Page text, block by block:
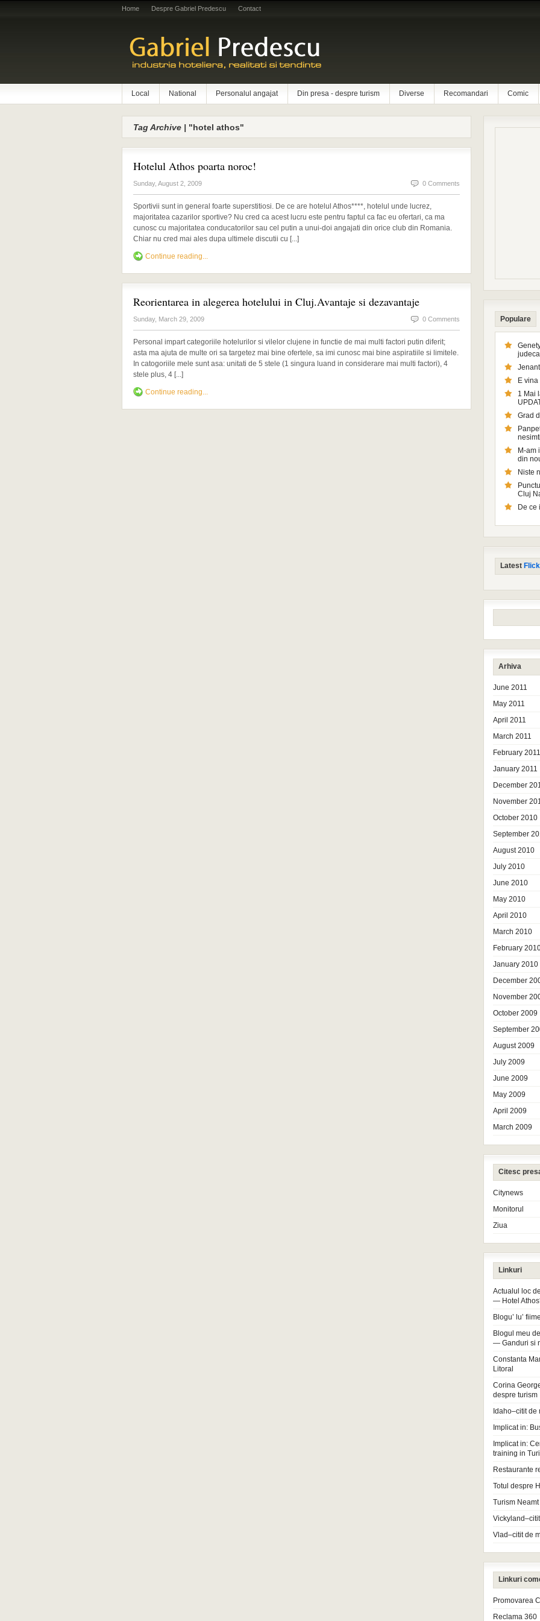
Home Despre Gabriel Predescu Contact
Local National Personalul angajat Din presa - despre turism Diverse Recomandari Comic
Tag Archive | "hotel athos"
Hotelul Athos poarta noroc!
Sunday, August 2, 2009 0 Comments
Sportivii sunt in general foarte superstitiosi. De ce are hotelul Athos****, hotelul unde lucrez,
majoritatea cazarilor sportive? Nu cred ca acest lucru este pentru faptul ca fac eu ofertari, ca ma
cunosc cu majoritatea conducatorilor sau cel putin a unui-doi angajati din orice club din Romania.
Chiar nu cred mai ales dupa ultimele discutii cu [...]
Continue reading...
Reorientarea in alegerea hotelului in Cluj.Avantaje si dezavantaje
Sunday, March 29, 2009 0 Comments
Personal impart categoriile hotelurilor si vilelor clujene in functie de mai multi factori putin diferit;
asta ma ajuta de multe ori sa targetez mai bine ofertele, sa imi cunosc mai bine aspiratiile si limitele.
In catogoriile mele sunt asa: unitati de 5 stele (1 singura luand in considerare mai multi factori), 4
stele plus, 4 [...]
Continue reading...
Populare
E
1 Mai
Grad
M-am
din
Niste
Cluj
De ce
Latest Flick
Arhiva
June 2011
May 2011
April 2011
March 2011
February 2011
January 2011
December
November
October 2010
September
August 2010
July 2010
June 2010
May 2010
April 2010
March 2010
February
January 2010
December
November
October 2009
September
August 2009
July 2009
June 2009
May 2009
April 2009
March 2009
Citesc
Citynews
Monitorul
Ziua
Linkuri
Actualul loc
— Hotel
Blogu’ lu’
Blogul meu
— Ganduri si
Constanta
Litoral
Corina
despre turism
Idaho–citit de
Implicat in:
Implicat in:
training in
Restaurante
Totul despre
Turism Neamt
Vlad–citit de
Linkuri
Promovarea
Reclama 360